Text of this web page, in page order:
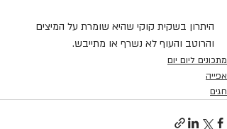
היתרון בשקית קוקי שהיא שומרת על המיצים
והרוטב והעוף לא נשרף או מתייבש.
מתכונים ליום יום
אפייה
חגים